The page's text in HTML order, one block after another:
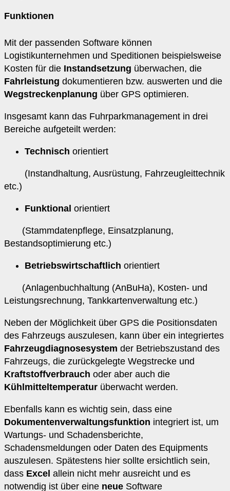
Funktionen
Mit der passenden Software können
Logistikunternehmen und Speditionen beispielsweise
Kosten für die Instandsetzung überwachen, die
Fahrleistung dokumentieren bzw. auswerten und die
Wegstreckenplanung über GPS optimieren.
Insgesamt kann das Fuhrparkmanagement in drei
Bereiche aufgeteilt werden:
Technisch orientiert
(Instandhaltung, Ausrüstung, Fahrzeugleittechnik
etc.)
Funktional orientiert
(Stammdatenpflege, Einsatzplanung,
Bestandsoptimierung etc.)
Betriebswirtschaftlich orientiert
(Anlagenbuchhaltung (AnBuHa), Kosten- und
Leistungsrechnung, Tankkartenverwaltung etc.)
Neben der Möglichkeit über GPS die Positionsdaten
des Fahrzeugs auszulesen, kann über ein integriertes
Fahrzeugdiagnosesystem der Betriebszustand des
Fahrzeugs, die zurückgelegte Wegstrecke und
Kraftstoffverbrauch oder aber auch die
Kühlmitteltemperatur überwacht werden.
Ebenfalls kann es wichtig sein, dass eine
Dokumentenverwaltungsfunktion integriert ist, um
Wartungs- und Schadensberichte,
Schadensmeldungen oder Daten des Equipments
auszulesen. Spätestens hier sollte ersichtlich sein,
dass Excel allein nicht mehr ausreicht und es
notwendig ist über eine neue Software